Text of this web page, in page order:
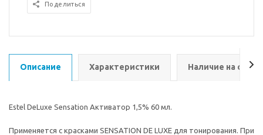
Поделиться
Описание Характеристики Наличие на
Estel DeLuxe Sensation Активатор 1,5% 60 мл.
Применяется с красками SENSATION DE LUXE для тонирования. При